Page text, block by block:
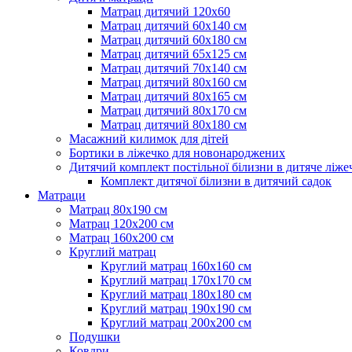
Матрац дитячий 120х60
Матрац дитячий 60х140 см
Матрац дитячий 60х180 см
Матрац дитячий 65х125 см
Матрац дитячий 70х140 см
Матрац дитячий 80х160 см
Матрац дитячий 80х165 см
Матрац дитячий 80х170 см
Матрац дитячий 80х180 см
Масажний килимок для дітей
Бортики в ліжечко для новонароджених
Дитячий комплект постільної білизни в дитяче
Комплект дитячої білизни в дитячий садок
Матраци
Матрац 80х190 см
Матрац 120х200 см
Матрац 160х200 см
Круглий матрац
Круглий матрац 160х160 см
Круглий матрац 170х170 см
Круглий матрац 180х180 см
Круглий матрац 190х190 см
Круглий матрац 200х200 см
Подушки